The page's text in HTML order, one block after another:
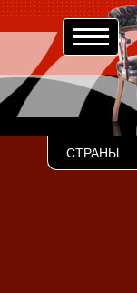
СТРАНЫ